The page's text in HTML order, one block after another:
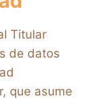
Titular
de datos
que asume